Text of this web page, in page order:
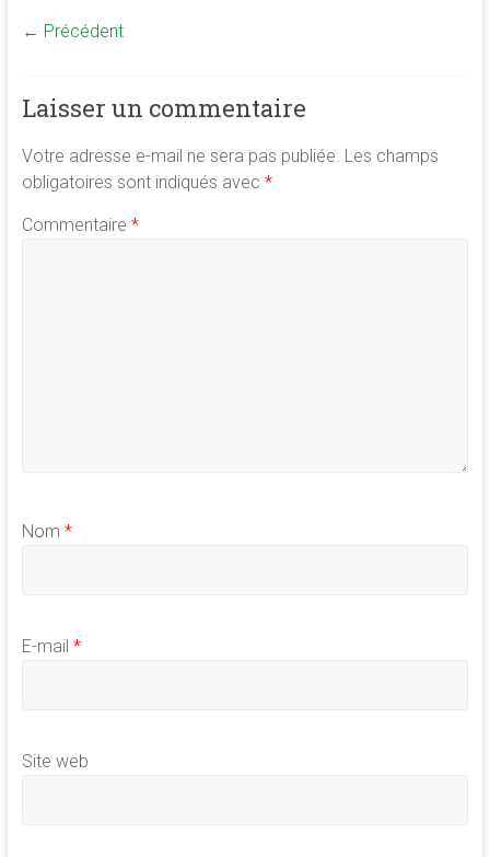
← Précédent
Laisser un commentaire
Votre adresse e-mail ne sera pas publiée. Les champs
obligatoires sont indiqués avec *
Commentaire *
Nom *
E-mail *
Site web